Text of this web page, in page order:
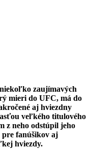
zaujímavých
mieri do UFC, má do
aj hviezdny
veľkého titulového
z neho odstúpil jeho
pre fanúšikov aj
hviezdy.